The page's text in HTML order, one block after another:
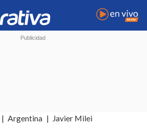
Argentina Javier Milei